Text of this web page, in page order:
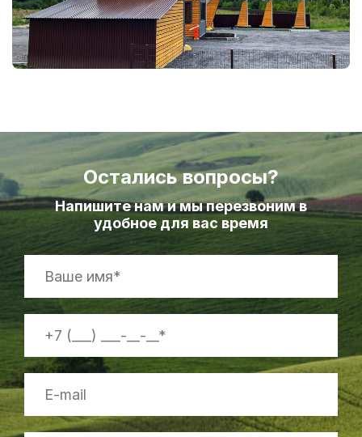
Остались вопросы?
Напишите нам и мы перезвоним в
удобное для вас время